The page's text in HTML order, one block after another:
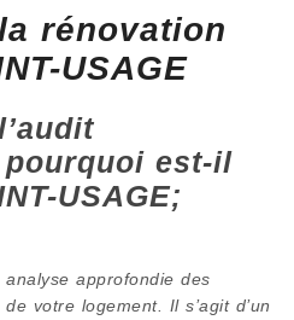
rénovation
USAGE
est-il
USAGE;
approfondie des
votre logement. Il s’agit d’un